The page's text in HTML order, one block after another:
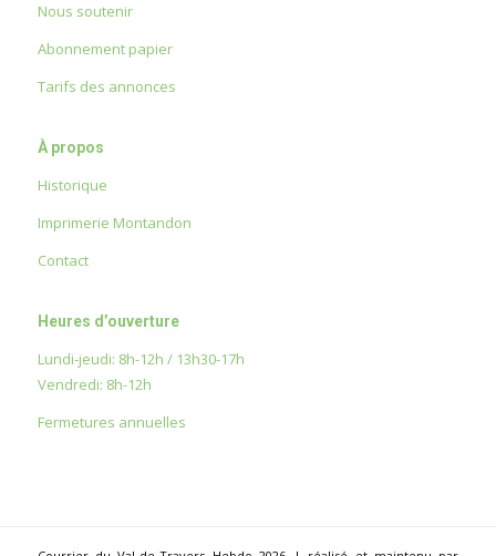
Nous soutenir
Abonnement papier
Tarifs des annonces
À propos
Historique
Imprimerie Montandon
Contact
Heures d’ouverture
Lundi-jeudi: 8h-12h / 13h30-17h
Vendredi: 8h-12h
Fermetures annuelles